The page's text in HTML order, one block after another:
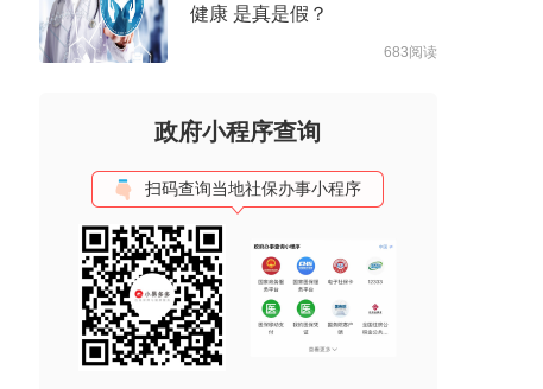
健康 是真是假？
683阅读
政府小程序查询
扫码查询当地社保办事小程序